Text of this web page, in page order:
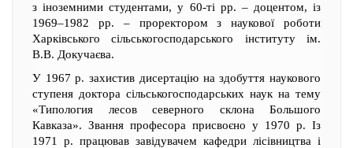
з іноземними студентами, у 60-ті рр. – доцентом, із
1969–1982 рр. – проректором з наукової роботи
Харківського сільськогосподарського інституту ім.
В.В. Докучаєва.
У 1967 р. захистив дисертацію на здобуття наукового
ступеня доктора сільськогосподарських наук на тему
«Типология лесов северного склона Большого
Кавказа». Звання професора присвоєно у 1970 р. Із
1971 р. працював завідувачем кафедри лісівництва і